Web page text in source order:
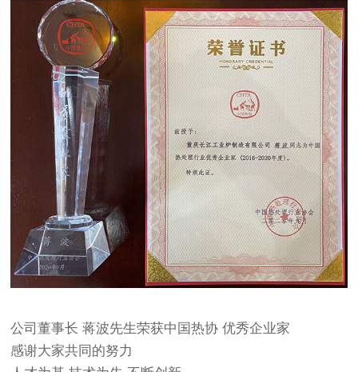
公司董事长 蒋波先生荣获中国热协 优秀企业家
感谢大家共同的努力